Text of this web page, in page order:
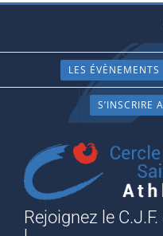
Passer
contenu
LES ÉVÈNEMENTS
S’INSCRIRE
Rejoignez le